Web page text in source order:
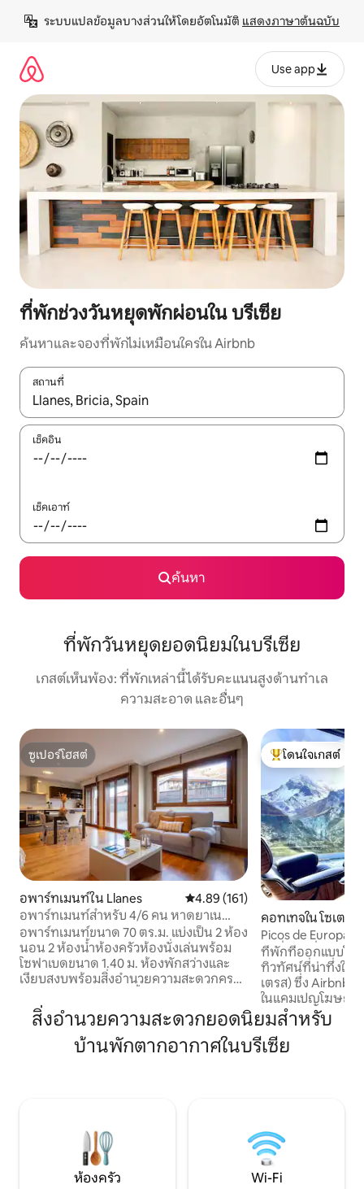
เนื้อหา
ระบบแปลข้อมูลบางส่วนให้โดยอัตโนมัติ แสดงภาษาต้นฉบับ
Use app
ที่พักช่วงวันหยุดพักผ่อนใน บรีเซีย
ค้นหาและจองที่พักไม่เหมือนใครใน Airbnb
สถานที่
ใช้ลูกศรขึ้นลง หรือใช้การสัมผัสหรือปัด เพื่อสำรวจผลการค้นหา
เช็คอิน
เช็คเอาท์
ค้นหา
ที่พักวันหยุดยอดนิยมในบรีเซีย
เกสต์เห็นพ้อง: ที่พักเหล่านี้ได้รับคะแนนสูงด้านทำเล
ความสะอาด และอื่นๆ
ซูเปอร์โฮสต์
ซูเปอร์โฮสต์
อพาร์ทเมนท์ใน Llanes คะแนนเฉลี่ย 4.89 จาก 5, 161 รีวิว
4.89 (161)
อพาร์ทเมนท์สำหรับ 4/6 คน หาดยาเน
สบาร์โร อัสตูริอัส
อพาร์ทเมนท์ขนาด 70 ตร.ม. แบ่งเป็น 2 ห้อง
นอน 2 ห้องน้ำห้องครัวห้องนั่งเล่นพร้อม
โซฟาเบดขนาด 1.40 ม. ห้องพักสว่างและ
เงียบสงบพร้อมสิ่งอำนวยความสะดวกครบ
Wi-Fi และตู้เซฟฟรีเครื่องทำความร้อนแบบ
ปรับขนาดได้และเป็นอิสระห้องนอนพร้อม
เตียงคู่ 1.50 เมตรและห้องนอนอีกห้องที่มี
เตียงขนาด 0, 90 เมตรพื้นไม้เนื้อแข็ง
พร้อมเตาอบไมโครเวฟเครื่องอบผ้าเครื่อง
ซักผ้าเครื่องล้างจานตู้เย็นและอุปกรณ์เสริม
ทั้งหมด: เครื่องชงกาแฟเครื่องปิ้งขนมปัง
เครื่องปั่นเครื่องปั่นน้ำผลไม้และเครื่องครัว
โดนใจเกสต์ที่สุด
โดนใจเกสต์
คอทเทจใน โซเตรส
Picos de Europa
น่าตื่นตาตื่นใจ
ที่พักที่ออกแบบโด
ทิวทัศน์ที่น่าทึ่งใจกล
เตรส) ซึ่ง Airbnb
ในแคมเปญโฆษณาของบริษั
การพักผ่อน การท
สำรวจเส้นทางเดิ
ประตูของคุณ บ้านใ
ท์: วันเสาร์ ไม่มีแม่
วัน
สิ่งอำนวยความสะดวกยอดนิยมสำหรับ
บ้านพักตากอากาศในบรีเซีย
ห้องครัว Wi-Fi